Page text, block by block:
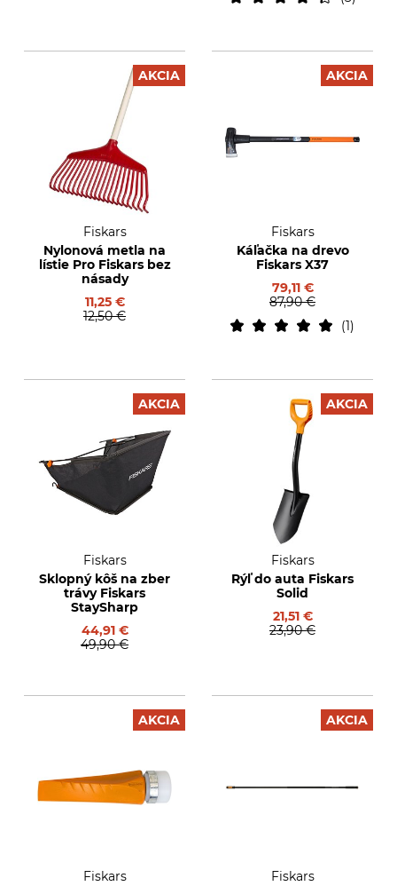
AKCIA
Fiskars
Nylonová metla na
lístie Pro Fiskars bez
násady
11,25 €
12,50 €
AKCIA
Fiskars
Káľačka na drevo
Fiskars X37
79,11 €
87,90 €
1
AKCIA
Fiskars
Sklopný kôš na zber
trávy Fiskars
StaySharp
44,91 €
49,90 €
AKCIA
Fiskars
Rýľ do auta Fiskars
Solid
21,51 €
23,90 €
AKCIA
Fiskars
AKCIA
Fiskars